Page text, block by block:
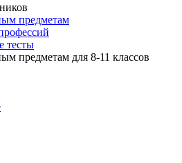
предметам
тесты
предметам для 8-11 классов